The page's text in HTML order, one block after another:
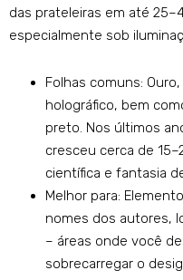
das prateleiras em até
especialmente sob
Folhas comuns:
holográfico, bem
preto. Nos últimos
cresceu cerca de
científica e fantasia
Melhor para:
nomes dos autores,
– áreas onde você
sobrecarregar o